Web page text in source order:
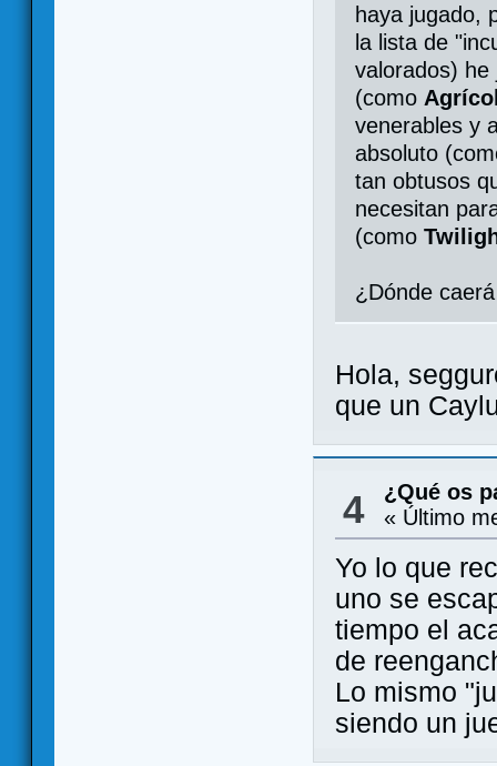
haya jugado,
la lista de
valorados) he
(como
venerables y
absoluto
tan obtusos
necesitan
(como
¿Dónde
Hola,
que un
4
¿Qué os
« Último
Yo lo que
uno se
tiempo el
de
Lo mismo
siendo un